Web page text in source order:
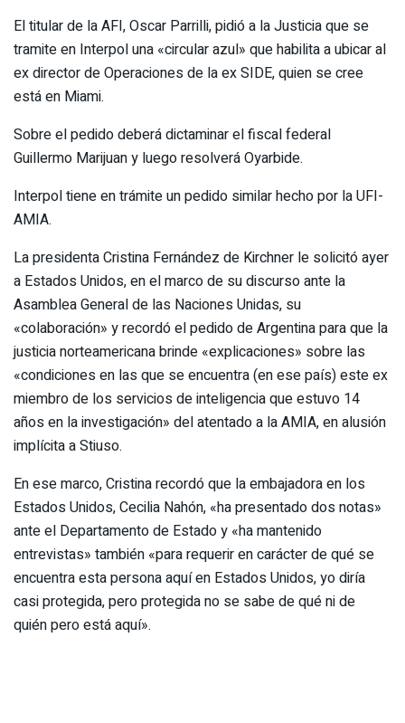
El titular de la AFI, Oscar Parrilli, pidió a la Justicia que se
tramite en Interpol una «circular azul» que habilita a ubicar al
ex director de Operaciones de la ex SIDE, quien se cree
está en Miami.
Sobre el pedido deberá dictaminar el fiscal federal
Guillermo Marijuan y luego resolverá Oyarbide.
Interpol tiene en trámite un pedido similar hecho por la UFI-
AMIA.
La presidenta Cristina Fernández de Kirchner le solicitó ayer
a Estados Unidos, en el marco de su discurso ante la
Asamblea General de las Naciones Unidas, su
«colaboración» y recordó el pedido de Argentina para que la
justicia norteamericana brinde «explicaciones» sobre las
«condiciones en las que se encuentra (en ese país) este ex
miembro de los servicios de inteligencia que estuvo 14
años en la investigación» del atentado a la AMIA, en alusión
implícita a Stiuso.
En ese marco, Cristina recordó que la embajadora en los
Estados Unidos, Cecilia Nahón, «ha presentado dos notas»
ante el Departamento de Estado y «ha mantenido
entrevistas» también «para requerir en carácter de qué se
encuentra esta persona aquí en Estados Unidos, yo diría
casi protegida, pero protegida no se sabe de qué ni de
quién pero está aquí».